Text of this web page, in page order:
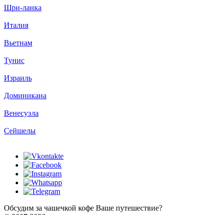
Шри-ланка
Италия
Вьетнам
Тунис
Израиль
Доминикана
Венесуэла
Сейшелы
Обсудим за чашечкой кофе Ваше путешествие?